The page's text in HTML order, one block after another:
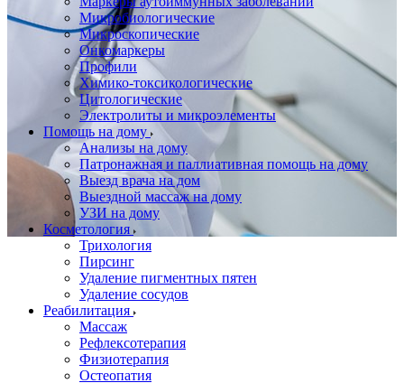
Микробиологические
Микроскопические
Онкомаркеры
Профили
Химико-токсикологические
Цитологические
Электролиты и микроэлементы
Помощь на дому
Анализы на дому
Патронажная и паллиативная помощь на дому
Выезд врача на дом
Выездной массаж на дому
УЗИ на дому
Косметология
Трихология
Пирсинг
Удаление пигментных пятен
Удаление сосудов
Реабилитация
Массаж
Рефлексотерапия
Физиотерапия
Остеопатия